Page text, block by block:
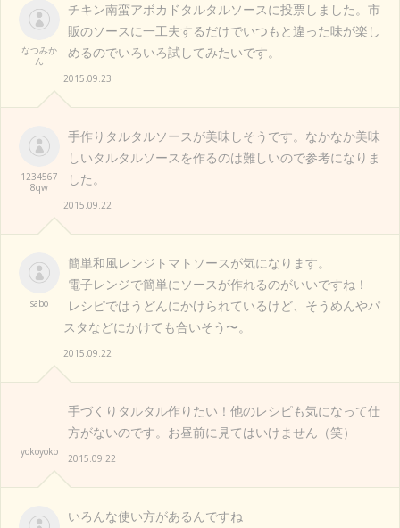
なつみか
ん
チキン南蛮アボカドタルタルソースに投票しました。市
販のソースに一工夫するだけでいつもと違った味が楽し
めるのでいろいろ試してみたいです。
2015.09.23
1234567
8qw
手作りタルタルソースが美味しそうです。なかなか美味
しいタルタルソースを作るのは難しいので参考になりま
した。
2015.09.22
sabo
簡単和風レンジトマトソースが気になります。
電子レンジで簡単にソースが作れるのがいいですね！
レシピではうどんにかけられているけど、そうめんやパ
スタなどにかけても合いそう〜。
2015.09.22
yokoyoko
手づくりタルタル作りたい！他のレシピも気になって仕
方がないのです。お昼前に見てはいけません（笑）
2015.09.22
いろんな使い方があるんですね